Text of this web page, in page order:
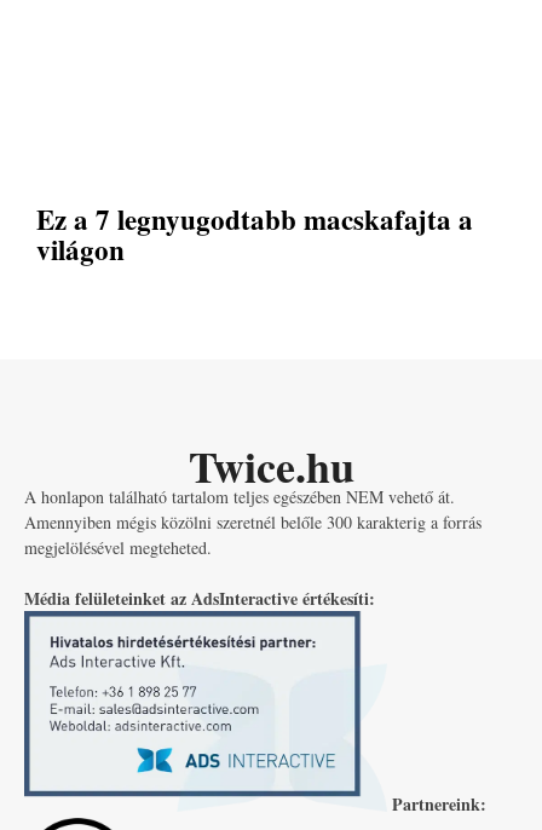
Ez a 7 legnyugodtabb macskafajta a
világon
Twice.hu
A honlapon található tartalom teljes egészében NEM vehető át.
Amennyiben mégis közölni szeretnél belőle 300 karakterig a forrás
megjelölésével megteheted.
Média felületeinket az AdsInteractive értékesíti:
Partnereink: